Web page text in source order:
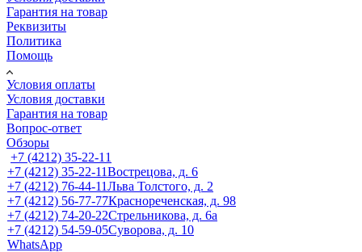
Гарантия на товар
Реквизиты
Политика
Помощь
Условия оплаты
Условия доставки
Гарантия на товар
Вопрос-ответ
Обзоры
+7 (4212) 35-22-11
+7 (4212) 35-22-11Вострецова, д. 6
+7 (4212) 76-44-11Льва Толстого, д. 2
+7 (4212) 56-77-77Краснореченская, д. 98
+7 (4212) 74-20-22Стрельникова, д. 6а
+7 (4212) 54-59-05Суворова, д. 10
WhatsApp